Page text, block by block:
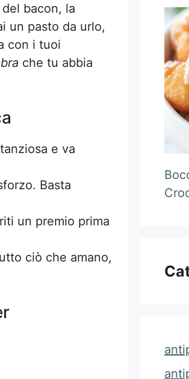
bacon, la
un pasto da urlo,
con i tuoi
che tu abbia
e va
Basta
un premio prima
ciò che amano,